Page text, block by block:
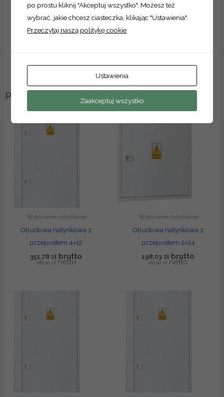
Możliwość szybkiego montażu/demontażu zabudowy
w całości
Obudowa wyposażona w membranowy przepust
Podobne produkty
Wykonanie natynkowe
Obudowa natynkowa z
przepustem 4×12
351,78 zł
286,00 zł
Wykonanie natynkowe
Obudowa natynkowa z
przepustem 2×24
198,03 zł
161,00 zł
po prostu kliknij "Akceptuj wszystko". Możesz też
wybrać, jakie chcesz ciasteczka, klikając "Ustawienia".
Przeczytaj naszą politykę cookie
Ustawienia
Zaakceptuj wszystko